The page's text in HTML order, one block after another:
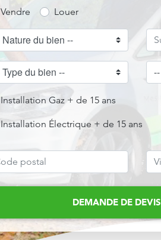
Vendre Louer
Installation Gaz + de 15 ans
Installation Électrique + de 15 ans
DEMANDE DE